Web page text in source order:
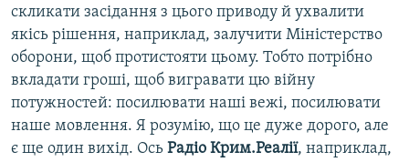
скликати засідання з цього приводу й ухвалити
якісь рішення, наприклад, залучити Міністерство
оборони, щоб протистояти цьому. Тобто потрібно
вкладати гроші, щоб вигравати цю війну
потужностей: посилювати наші вежі, посилювати
наше мовлення. Я розумію, що це дуже дорого, але
є ще один вихід. Ось Радіо Крим.Реалії, наприклад,